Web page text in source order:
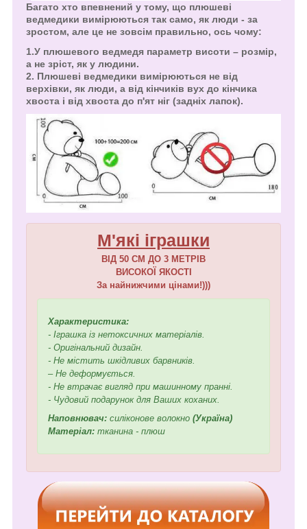
Багато хто впевнений у тому, що плюшеві
ведмедики вимірюються так само, як люди - за
зростом, але це не зовсім правильно, ось чому:
1.У плюшевого ведмедя параметр висоти – розмір,
а не зріст, як у людини.
2. Плюшеві ведмедики вимірюються не від
верхівки, як люди, а від кінчиків вух до кінчика
хвоста і від хвоста до п'ят ніг (задніх лапок).
М'які іграшки
ВІД 50 СМ ДО 3 МЕТРІВ
ВИСОКОЇ ЯКОСТІ
За найнижчими цінами!)))
Характеристика:
- Іграшка із нетоксичних матеріалів.
- Оригінальний дизайн.
- Не містить шкідливих барвників.
– Не деформується.
- Не втрачає вигляд при машинному пранні.
- Чудовий подарунок для Ваших коханих.
Наповнювач: силіконове волокно (Україна)
Матеріал: тканина - плюш